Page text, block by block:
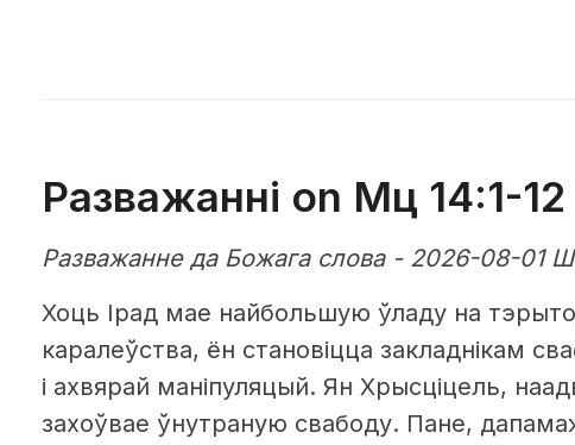
Разважанні on Мц 14:1-12
Разважанне да Божага слова - 2026-08-01
Хоць Ірад мае найбольшую ўладу на
каралеўства, ён становіцца закладнікам
і ахвярай маніпуляцый. Ян Хрысціцель,
захоўвае ўнутраную свабоду. Пане,